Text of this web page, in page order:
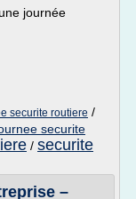
journée
securite routiere /
securite
/ securite
–